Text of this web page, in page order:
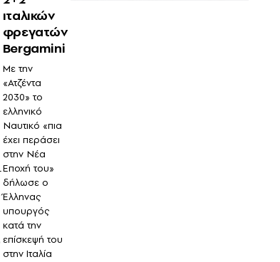
ιταλικών
φρεγατών
Bergamini
Με την
«Ατζέντα
2030» το
ελληνικό
Ναυτικό «πια
έχει περάσει
στην Νέα
Εποχή του»
δήλωσε ο
Έλληνας
υπουργός
κατά την
επίσκεψή του
στην Ιταλία